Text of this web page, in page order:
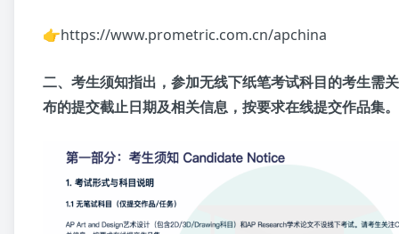
👉https://www.prometric.com.cn/apchina
二、考生须知指出，参加无线下纸笔考试科目的考生需
布的提交截止日期及相关信息，按要求在线提交作品集。